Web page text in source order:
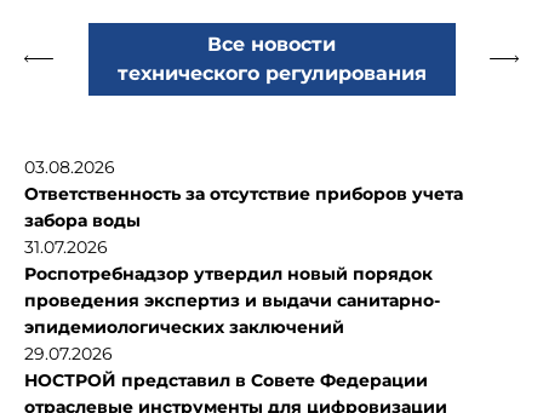
Все новости
технического регулирования
03.08.2026
Ответственность за отсутствие приборов учета
забора воды
31.07.2026
Роспотребнадзор утвердил новый порядок
проведения экспертиз и выдачи санитарно-
эпидемиологических заключений
29.07.2026
НОСТРОЙ представил в Совете Федерации
отраслевые инструменты для цифровизации